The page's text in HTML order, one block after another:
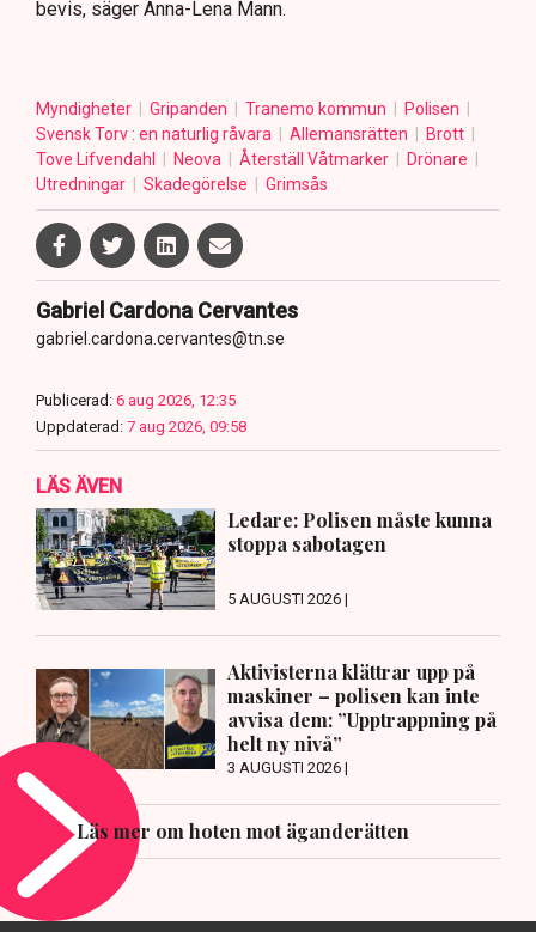
bevis, säger Anna-Lena Mann.
Myndigheter Gripanden Tranemo kommun
Polisen
Svensk Torv : en naturlig råvara
Allemansrätten
Brott
Tove Lifvendahl
Neova Återställ Våtmarker
Drönare
Utredningar
Skadegörelse Grimsås
Gabriel Cardona Cervantes
gabriel.cardona.cervantes@tn.se
Publicerad: 6 aug 2026, 12:35
Uppdaterad: 7 aug 2026, 09:58
LÄS ÄVEN
Ledare: Polisen måste kunna
stoppa sabotagen
5 AUGUSTI 2026 |
Aktivisterna klättrar upp på
maskiner – polisen kan inte
avvisa dem: ”Upptrappning på
helt ny nivå”
3 AUGUSTI 2026 |
Läs mer om hoten mot äganderätten